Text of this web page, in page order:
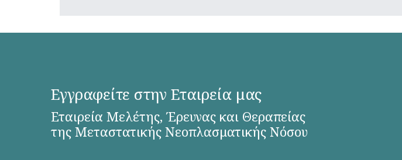
Εγγραφείτε στην Εταιρεία μας
Εταιρεία Μελέτης, Έρευνας και Θεραπείας
της Μεταστατικής Νεοπλασματικής Νόσου